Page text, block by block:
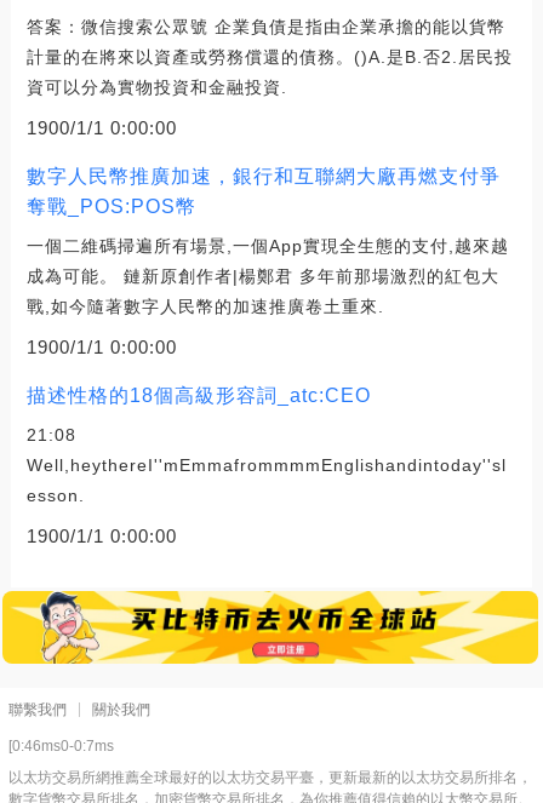
答案：微信搜索公眾號 企業負債是指由企業承擔的能以貨幣
計量的在將來以資產或勞務償還的債務。()A.是B.否2.居民投
資可以分為實物投資和金融投資.
1900/1/1 0:00:00
數字人民幣推廣加速，銀行和互聯網大廠再燃支付爭
奪戰_POS:POS幣
一個二維碼掃遍所有場景,一個App實現全生態的支付,越來越
成為可能。 鏈新原創作者|楊鄭君 多年前那場激烈的紅包大
戰,如今隨著數字人民幣的加速推廣卷土重來.
1900/1/1 0:00:00
描述性格的18個高級形容詞_atc:CEO
21:08
Well,heythereI''mEmmafrommmmEnglishandintoday''sl
esson.
1900/1/1 0:00:00
聯繫我們 關於我們
[0:46ms0-0:7ms
以太坊交易所網推薦全球最好的以太坊交易平臺，更新最新的以太坊交易所排名，
數字貨幣交易所排名，加密貨幣交易所排名，為你推薦值得信賴的以太幣交易所。